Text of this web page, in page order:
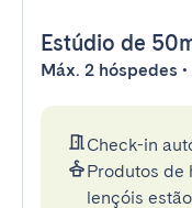
Estúdio de
Máx. 2 hóspedes
Check-in
Produtos de
lençóis